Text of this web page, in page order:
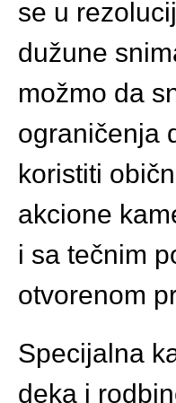
se u
dužune
možmo da
ograničenja
koristiti
akcione
i sa tečnim
otvorenom
Specijalna
deka i